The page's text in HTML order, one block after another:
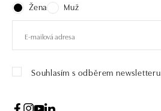
Žena
Muž
Souhlasím s odběrem newsletteru